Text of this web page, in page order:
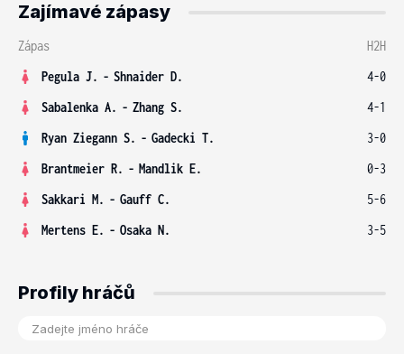
Zajímavé zápasy
Zápas
H2H
Pegula J. - Shnaider D.
4-0
Sabalenka A. - Zhang S.
4-1
Ryan Ziegann S. - Gadecki T.
3-0
Brantmeier R. - Mandlik E.
0-3
Sakkari M. - Gauff C.
5-6
Mertens E. - Osaka N. 3-5
Profily hráčů